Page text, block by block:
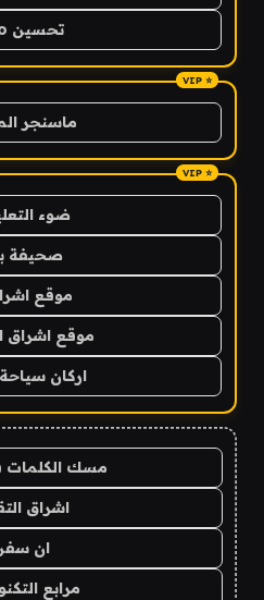
تحسين seo
ماسنجر
ضوء
صحيفة
موقع
موقع اشراق
اركان
مسك
اشراق
ان
مرابع